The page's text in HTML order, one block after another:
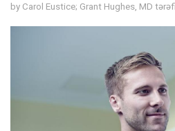
by Carol Eustice; Grant Hughes, MD